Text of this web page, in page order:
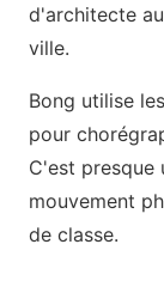
d'architecte
ville.
Bong utilise les
pour
C'est presque
mouvement
de classe.